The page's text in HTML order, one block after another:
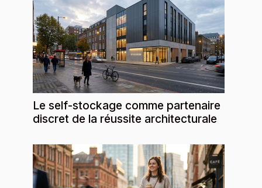
Le self-stockage comme partenaire
discret de la réussite architecturale